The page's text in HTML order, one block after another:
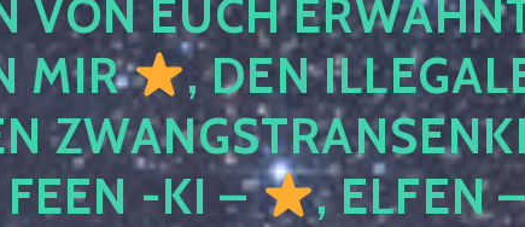
VON EUCH
MIR
, DEN
-KI –
, ELFEN